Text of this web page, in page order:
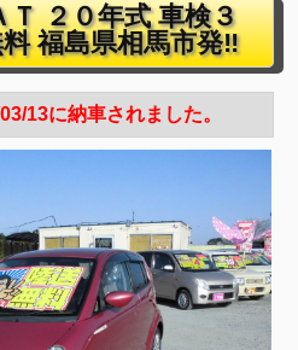
Ｔ ２０年式 車検３
福島県相馬市発‼
13に納車されました。